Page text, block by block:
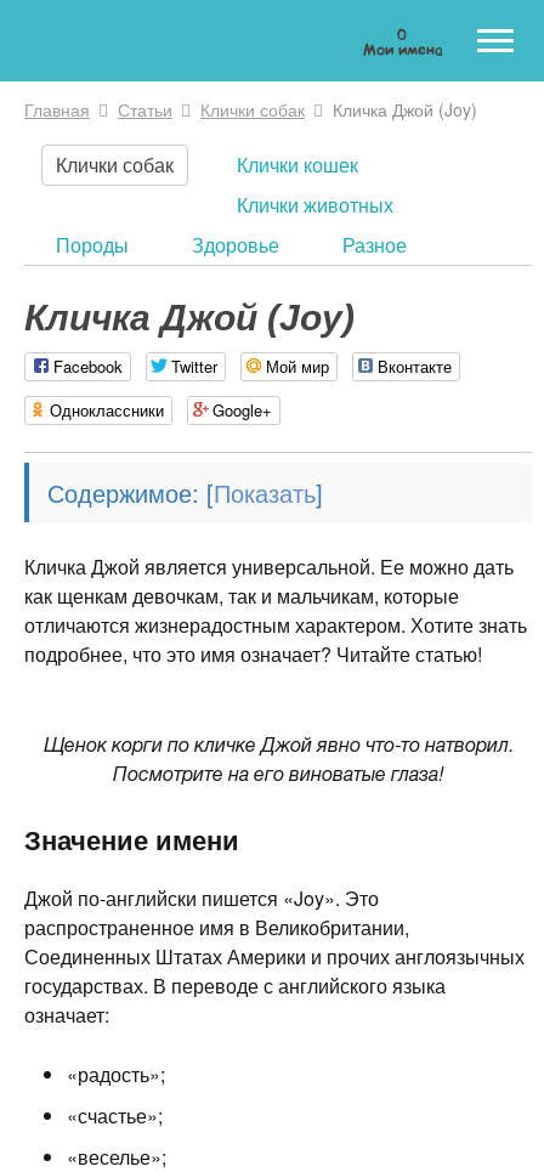
0
Мои имена
Вы здесь
Главная Статьи Клички собак Кличка Джой (Joy)
Клички собак
Клички кошек
Клички животных
Породы
Здоровье Разное
Кличка Джой (Joy)
Facebook Twitter Мой мир
Вконтакте
Одноклассники
Google+
Содержимое: [ ]
Кличка Джой является универсальной. Ее можно дать
как щенкам девочкам, так и мальчикам, которые
отличаются жизнерадостным характером. Хотите знать
подробнее, что это имя означает? Читайте статью!
Щенок корги по кличке Джой явно что-то натворил.
Посмотрите на его виноватые глаза!
Значение имени
Джой по-английски пишется «Joy». Это
распространенное имя в Великобритании,
Соединенных Штатах Америки и прочих англоязычных
государствах. В переводе с английского языка
означает:
«радость»;
«счастье»;
«веселье»;